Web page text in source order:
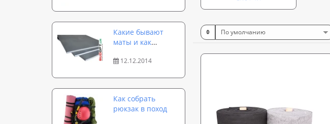
Какие бывают
маты и как
спортивный мат
12.12.2014
Как собрать
рюкзак в поход